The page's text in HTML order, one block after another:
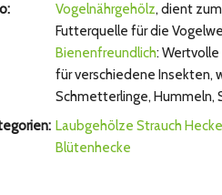
Vogelnährgehölz, dient
Futterquelle für die
Bienenfreundlich:
für verschiedene Insekten,
Schmetterlinge, Hummeln,
Laubgehölze Strauch
Blütenhecke